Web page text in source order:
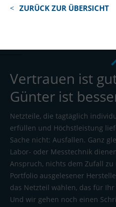
ZURÜCK ZUR ÜBERSICHT
Vertrauen ist
Günter ist
Netzteile, die tagtäglich
erfüllen und Höchstleistung
Sache nicht: Ausfallen. Ganz
Labor- oder Messtechnik
Anspruch, nichts dem Zufall
Portfolio ausgelesener
das Netzteil wählen, das für Ihr
Und wir gehen noch einen